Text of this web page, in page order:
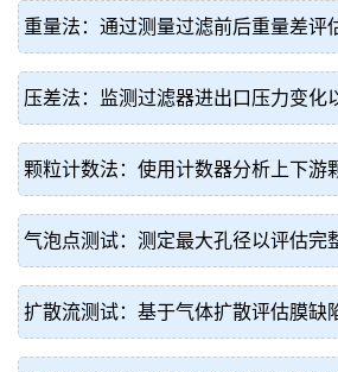
重量法：通过测量过滤前后重量差评
压差法：监测过滤器进出口压力变化
颗粒计数法：使用计数器分析上下游
气泡点测试：测定最大孔径以评估完
扩散流测试：基于气体扩散评估膜缺